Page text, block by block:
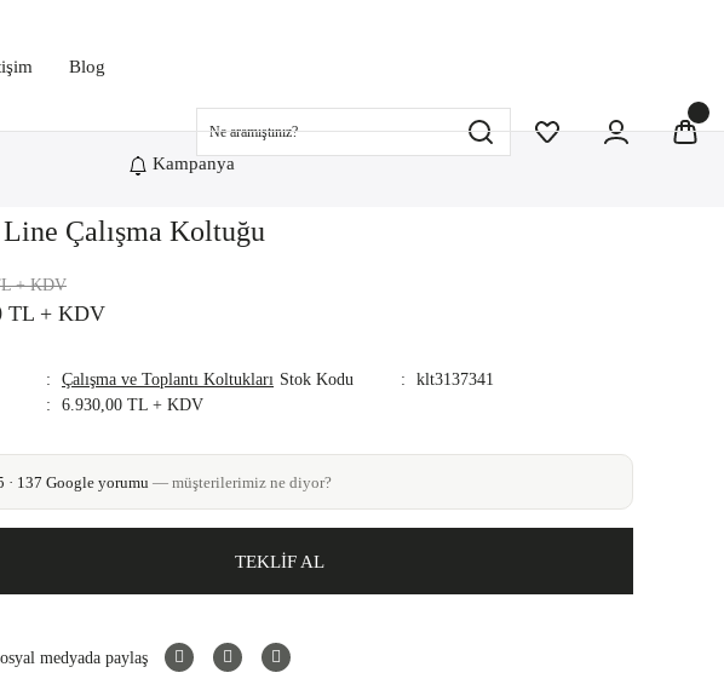
Blog
Kampanya
Çalışma Koltuğu
TL + KDV
+ KDV
Çalışma ve Toplantı Koltukları Stok Kodu
klt3137341
6.930,00 TL + KDV
· 137 Google yorumu — müşterilerimiz ne diyor?
TEKLİF AL
medyada paylaş